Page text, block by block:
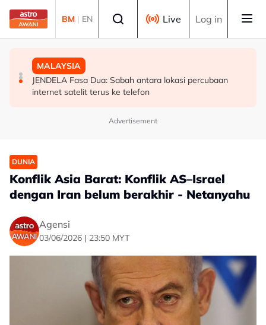
Skip to main content
BM | EN Live Log in
MALAYSIA
Pulau Pinang batal semua kompaun ANPR parkir luar
petak, bayaran dipulangkan - Exco
POLITIK
[TERKINI] Wong Chen letak jawatan Ahli Parlimen
Subang berkuat kuasa hari ini
MALAYSIA
JENDELA Fasa Dua: Sabah antara lokasi percubaan
internet satelit terus ke telefon
Advertisement
DUNIA
Konflik Asia Barat: Konflik AS–Israel
dengan Iran belum berakhir - Netanyahu
Agensi
03/06/2026 | 23:50 MYT